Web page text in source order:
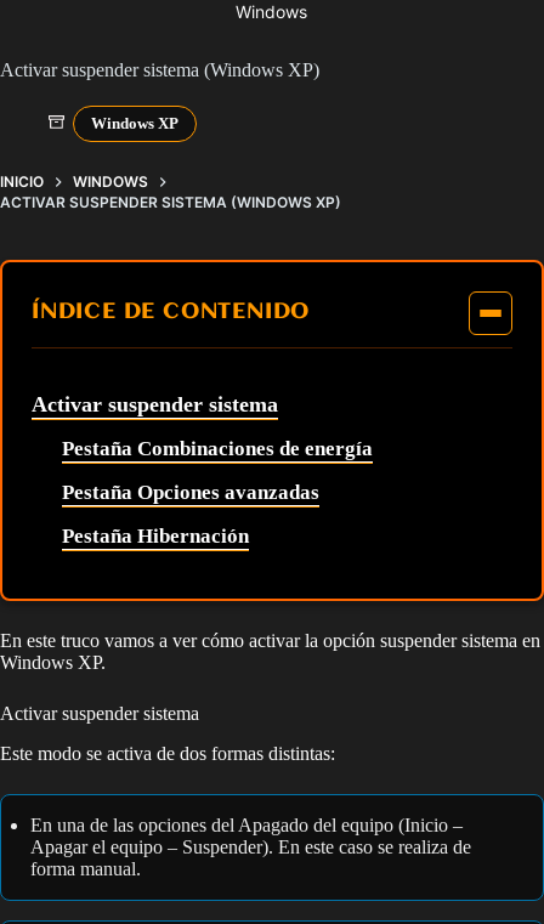
Windows
Activar suspender sistema (Windows XP)
Windows XP
INICIO
WINDOWS
ACTIVAR SUSPENDER SISTEMA (WINDOWS XP)
ÍNDICE DE CONTENIDO
Activar suspender sistema
Pestaña Combinaciones de energía
Pestaña Opciones avanzadas
Pestaña Hibernación
En este truco vamos a ver cómo activar la opción suspender sistema en
Windows XP.
Activar suspender sistema
Este modo se activa de dos formas distintas:
En una de las opciones del Apagado del equipo (Inicio –
Apagar el equipo – Suspender). En este caso se realiza de
forma manual.